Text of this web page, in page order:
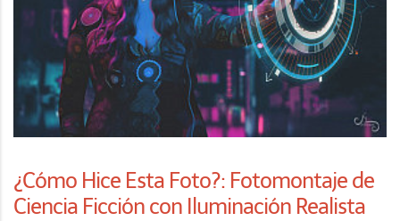
¿Cómo Hice Esta Foto?: Fotomontaje de
Ciencia Ficción con Iluminación Realista